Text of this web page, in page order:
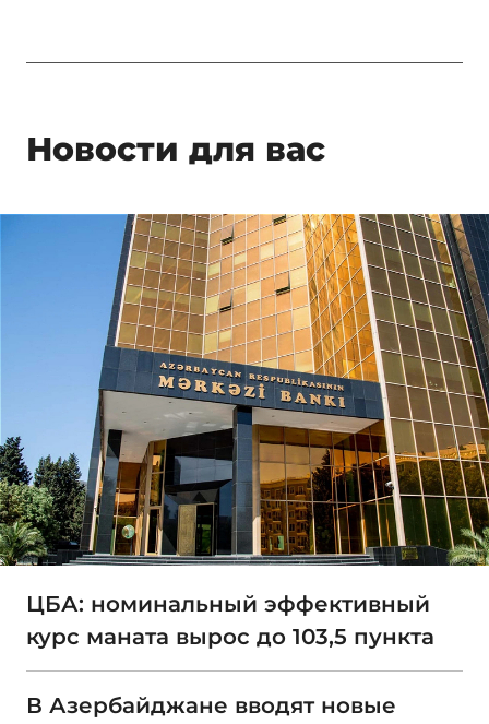
Новости для вас
ЦБА: номинальный эффективный
курс маната вырос до 103,5 пункта
В Азербайджане вводят новые